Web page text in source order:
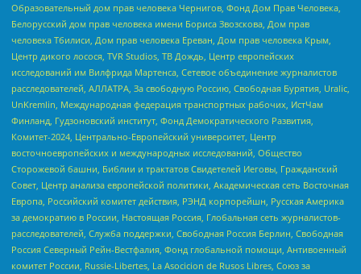
Образовательный дом прав человека Чернигов, Фонд Дом Прав Человека,
Белорусский дом прав человека имени Бориса Звозскова, Дом прав
человека Тбилиси, Дом прав человека Ереван, Дом прав человека Крым,
Центр дикого лосося, TVR Studios, ТВ Дождь, Центр европейских
исследований им Вилфрида Мартенса, Сетевое объединение журналистов
расследователей, АЛЛАТРА, За свободную Россию, Свободная Бурятия, Uralic,
UnKremlin, Международная федерация транспортных рабочих, ИстЧам
Финланд, Гудзоновский институт, Фонд Демократического Развития,
Комитет-2024, Центрально-Европейский университет, Центр
восточноевропейских и международных исследований, Общество
Сторожевой башни, Библии и трактатов Свидетелей Иеговы, Гражданский
Совет, Центр анализа европейской политики, Академическая сеть Восточная
Европа, Российский комитет действия, РЭНД корпорейшн, Русская Америка
за демократию в России, Настоящая Россия, Глобальная сеть журналистов-
расследователей, Служба поддержки, Свободная Россия Берлин, Свободная
Россия Северный Рейн-Вестфалия, Фонд глобальной помощи, Антивоенный
комитет России, Russie-Libertes, La Asocicion de Rusos Libres, Союз за